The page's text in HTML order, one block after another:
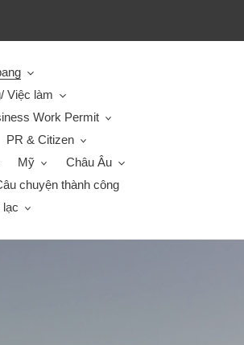
Việc làm
Work Permit
PR & Citizen
Mỹ
Châu Âu
chuyện thành công
lạc